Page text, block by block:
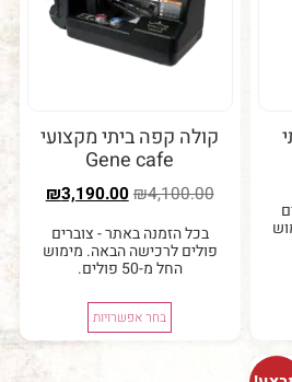
קולה קפה ביתי מקצועי
Gene cafe
₪
₪3,190.00
בכל הזמנה באתר - צוברים
פולים לרכישה הבאה. מימוש
בחר אפשרויות